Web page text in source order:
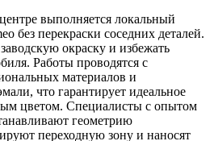
выполняется локальный
без перекраски соседних деталей.
окраску и избежать
Работы проводятся с
материалов и
что гарантирует идеальное
цветом. Специалисты с опытом
геометрию
переходную зону и наносят